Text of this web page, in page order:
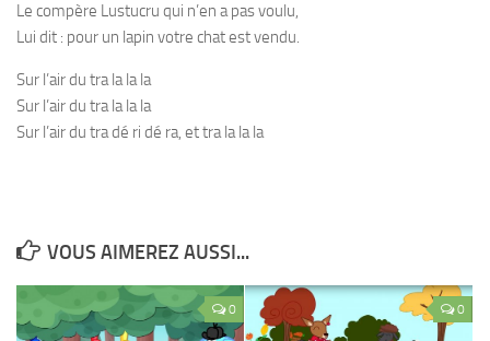
Le compère Lustucru qui n’en a pas voulu,
Lui dit : pour un lapin votre chat est vendu.
Sur l’air du tra la la la
Sur l’air du tra la la la
Sur l’air du tra dé ri dé ra, et tra la la la
VOUS AIMEREZ AUSSI...
0 0